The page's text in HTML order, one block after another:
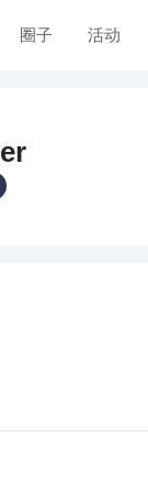
圈子 活动